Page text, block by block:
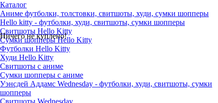
Ничего не куплено!
Каталог
Аниме футболки, толстовки, свитшоты, худи, сумки шопперы
Hello kitty - футболки, худи, свитшоты, сумки шопперы
Свитшоты Hello Kitty
Сумки шопперы Hello Kitty
Футболки Hello Kitty
Худи Hello Kitty
Свитшоты с аниме
Сумки шопперы с аниме
Уэнсдей Аддамс Wednesday - футболки, худи, свитшоты, сумки
шопперы
Свитшоты Wednesday